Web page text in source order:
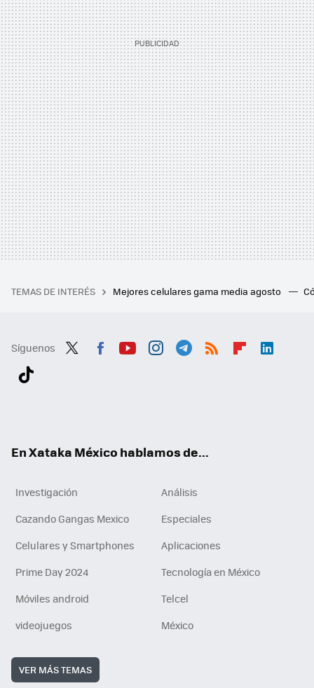
TEMAS DE INTERÉS Mejores celulares gama media agosto
Síguenos
En Xataka México hablamos de...
Investigación
Análisis
Cazando Gangas Mexico
Especiales
Celulares y Smartphones
Aplicaciones
Prime Day 2024
Tecnología en México
Móviles android
Telcel
videojuegos
México
VER MÁS TEMAS